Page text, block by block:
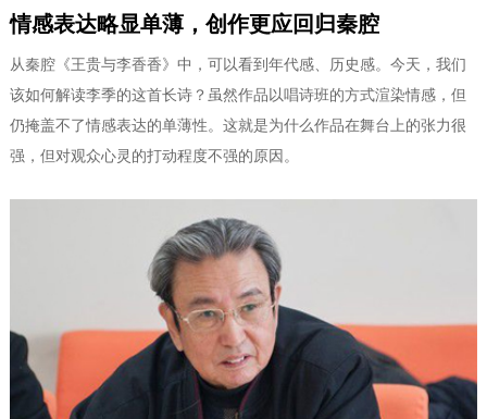
情感表达略显单薄，创作更应回归秦腔
从秦腔《王贵与李香香》中，可以看到年代感、历史感。今天，我们
该如何解读李季的这首长诗？虽然作品以唱诗班的方式渲染情感，但
仍掩盖不了情感表达的单薄性。这就是为什么作品在舞台上的张力很
强，但对观众心灵的打动程度不强的原因。